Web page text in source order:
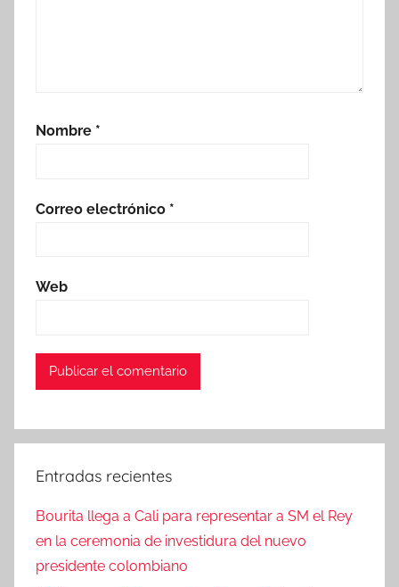
Nombre *
Correo electrónico *
Web
Entradas recientes
Bourita llega a Cali para representar a SM el Rey
en la ceremonia de investidura del nuevo
presidente colombiano